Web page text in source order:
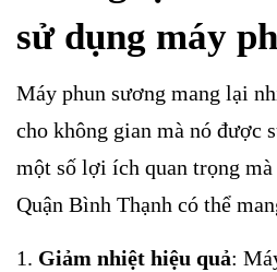
sử dụng máy
Máy phun sương mang lại
cho không gian mà nó được
một số lợi ích quan trọng
Quận Bình Thạnh có thể
Giảm nhiệt hiệu quả: